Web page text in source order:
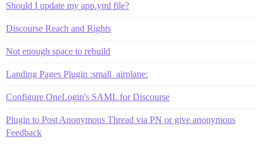
Should I update my app.yml file?
Discourse Reach and Rights
Not enough space to rebuild
Landing Pages Plugin :small_airplane:
Configure OneLogin's SAML for Discourse
Plugin to Post Anonymous Thread via PN or give anonymous
Feedback